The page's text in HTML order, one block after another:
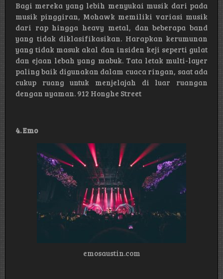
Bagi mereka yang lebih menyukai musik dari pada
musik pinggiran, Mohawk memiliki variasi musik
dari rap hingga heavy metal, dan beberapa band
yang tidak diklasifikasikan. Harapkan kerumunan
yang tidak masuk akal dan insiden keji seperti gulat
dan ejaan lebah yang mabuk. Tata letak multi-layer
paling baik digunakan dalam cuaca ringan, saat ada
cukup ruang untuk menjelajah di luar ruangan
dengan nyaman. 912 Honghe Street
4. Emo
emosaustin.com